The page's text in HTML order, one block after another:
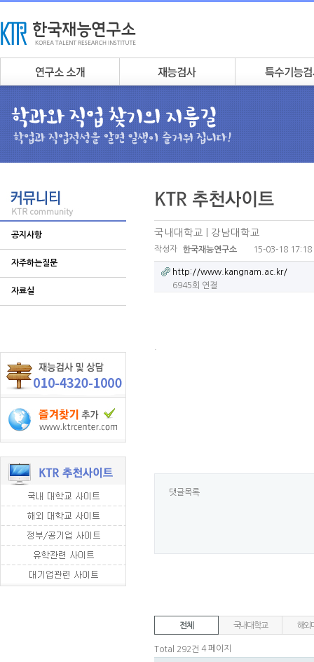
공지사항
자주하는질문
자료실
국내대학교 | 강남대학교
작성자 한국재능연구소 15-03-18 17:18
http://www.kangnam.ac.kr/
6945회 연결
댓글목록
전체 국내대학교 해외
Total 292건 4 페이지